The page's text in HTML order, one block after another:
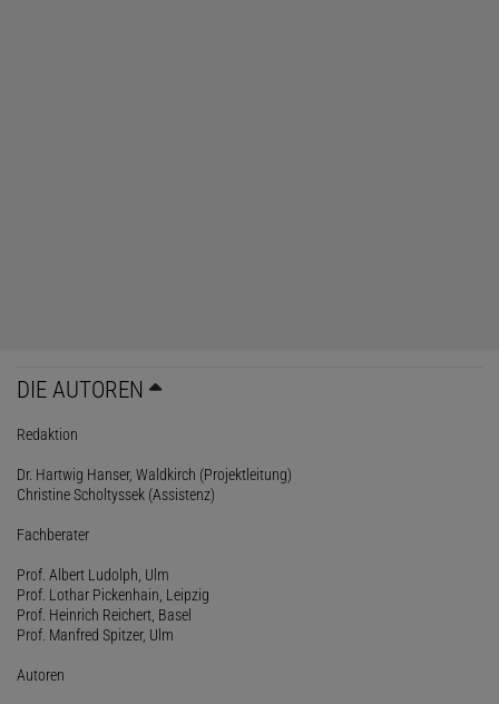
DIE AUTOREN
Redaktion
Dr. Hartwig Hanser, Waldkirch (Projektleitung)
Christine Scholtyssek (Assistenz)
Fachberater
Prof. Albert Ludolph, Ulm
Prof. Lothar Pickenhain, Leipzig
Prof. Heinrich Reichert, Basel
Prof. Manfred Spitzer, Ulm
Autoren